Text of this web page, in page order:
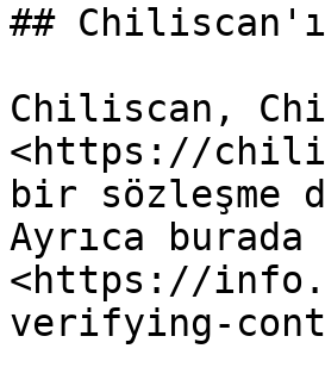
##
Chiliscan,
<https://
bir sözleşme
Ayrıca
<https://
verifying-